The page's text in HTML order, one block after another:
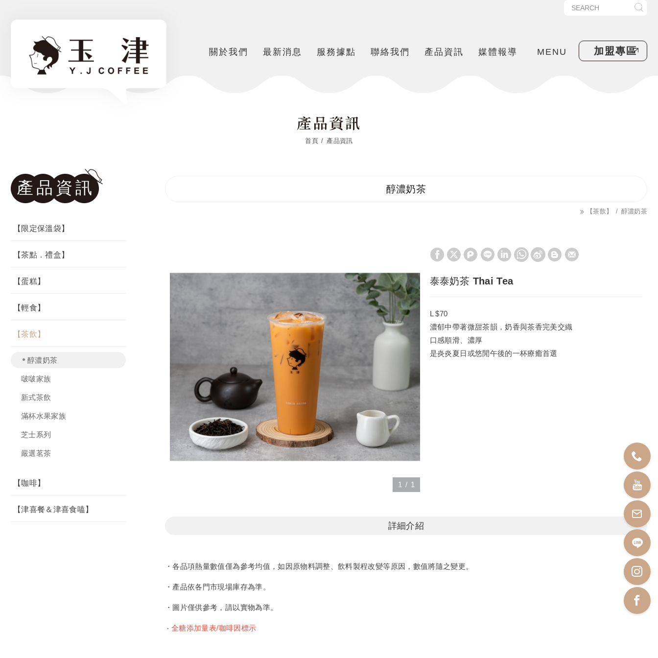
關於我們 最新消息 服務據點 聯絡我們 產品資訊 媒體報導 MENU 加盟專區
產品資訊
首頁 產品資訊
產品資訊
【限定保溫袋】
【茶點．禮盒】
【蛋糕】
【輕食】
【茶飲】
醇濃奶茶
啵啵家族
新式茶飲
滿杯水果家族
芝士系列
嚴選茗茶
【咖啡】
【津喜餐＆津喜食嗑】
醇濃奶茶
【茶飲】 醇濃奶茶
泰泰奶茶 Thai Tea
L $70
濃郁中帶著微甜茶韻，奶香與茶香完美交織
口感順滑、濃厚
是炎炎夏日或悠閒午後的一杯療癒首選
1 / 1
詳細介紹
・各品項熱量數值僅為參考均值，如因原物料調整、飲料製程改變等原因，數值將隨之變更。
・產品依各門市現場庫存為準。
・圖片僅供參考，請以實物為準。
‧全糖添加量表/咖啡因標示